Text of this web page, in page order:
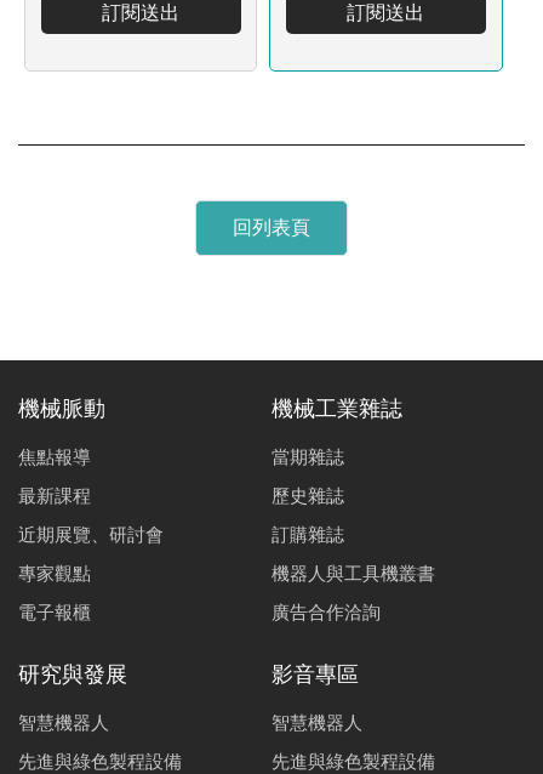
訂閱送出 訂閱送出
回列表頁
機械脈動
焦點報導
最新課程
近期展覽、研討會
專家觀點
電子報櫃
機械工業雜誌
當期雜誌
歷史雜誌
訂購雜誌
機器人與工具機叢書
廣告合作洽詢
研究與發展
智慧機器人
先進與綠色製程設備
影音專區
智慧機器人
先進與綠色製程設備